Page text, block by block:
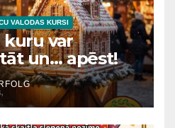
VALODAS KURSI
kuru var
un… apēst!